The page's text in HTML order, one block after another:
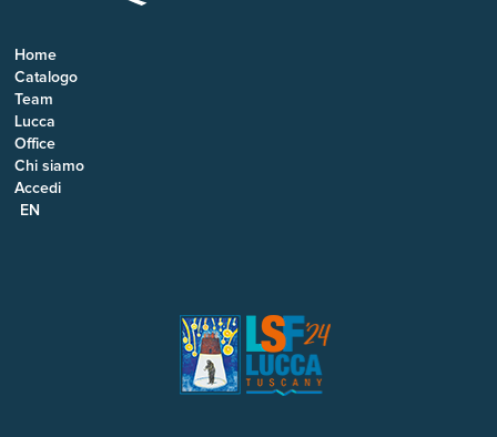
Home
Catalogo
Team
Lucca
Office
Chi siamo
Accedi
EN